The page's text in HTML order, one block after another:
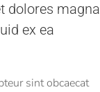
dolores magna
ex ea
sint obcaecat